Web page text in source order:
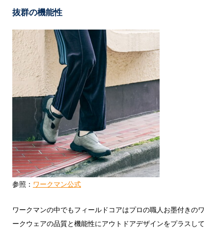
抜群の機能性
参照： ワークマン公式
ワークマンの中でもフィールドコアはプロの職人お墨付きのワ
ークウェアの品質と機能性にアウトドアデザインをプラスして